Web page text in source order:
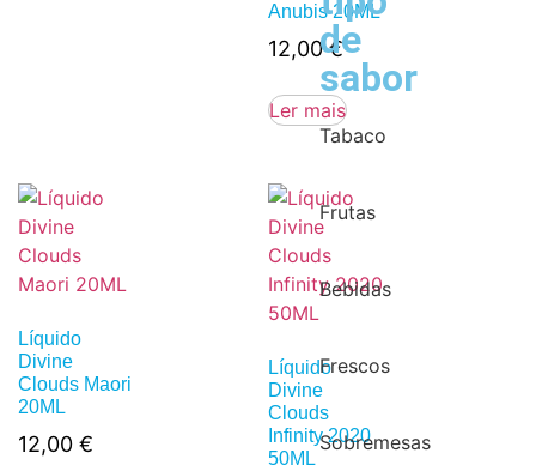
de
sabor
Tabaco
Frutas
Bebidas
Frescos
Sobremesas
Anubis 20ML
12,00€
Ler mais
Líquido
Divine
Clouds Maori
20ML
12,00 €
Líquido
Divine
Clouds
Infinity 2020
50ML